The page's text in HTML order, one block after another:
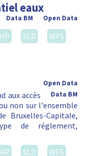
eaux
Open Data
Data BM
SLD
WFS
Open Data
Data BM
aux accès
non sur l'ensemble
Bruxelles-Capitale,
de réglement,
SLD
WFS